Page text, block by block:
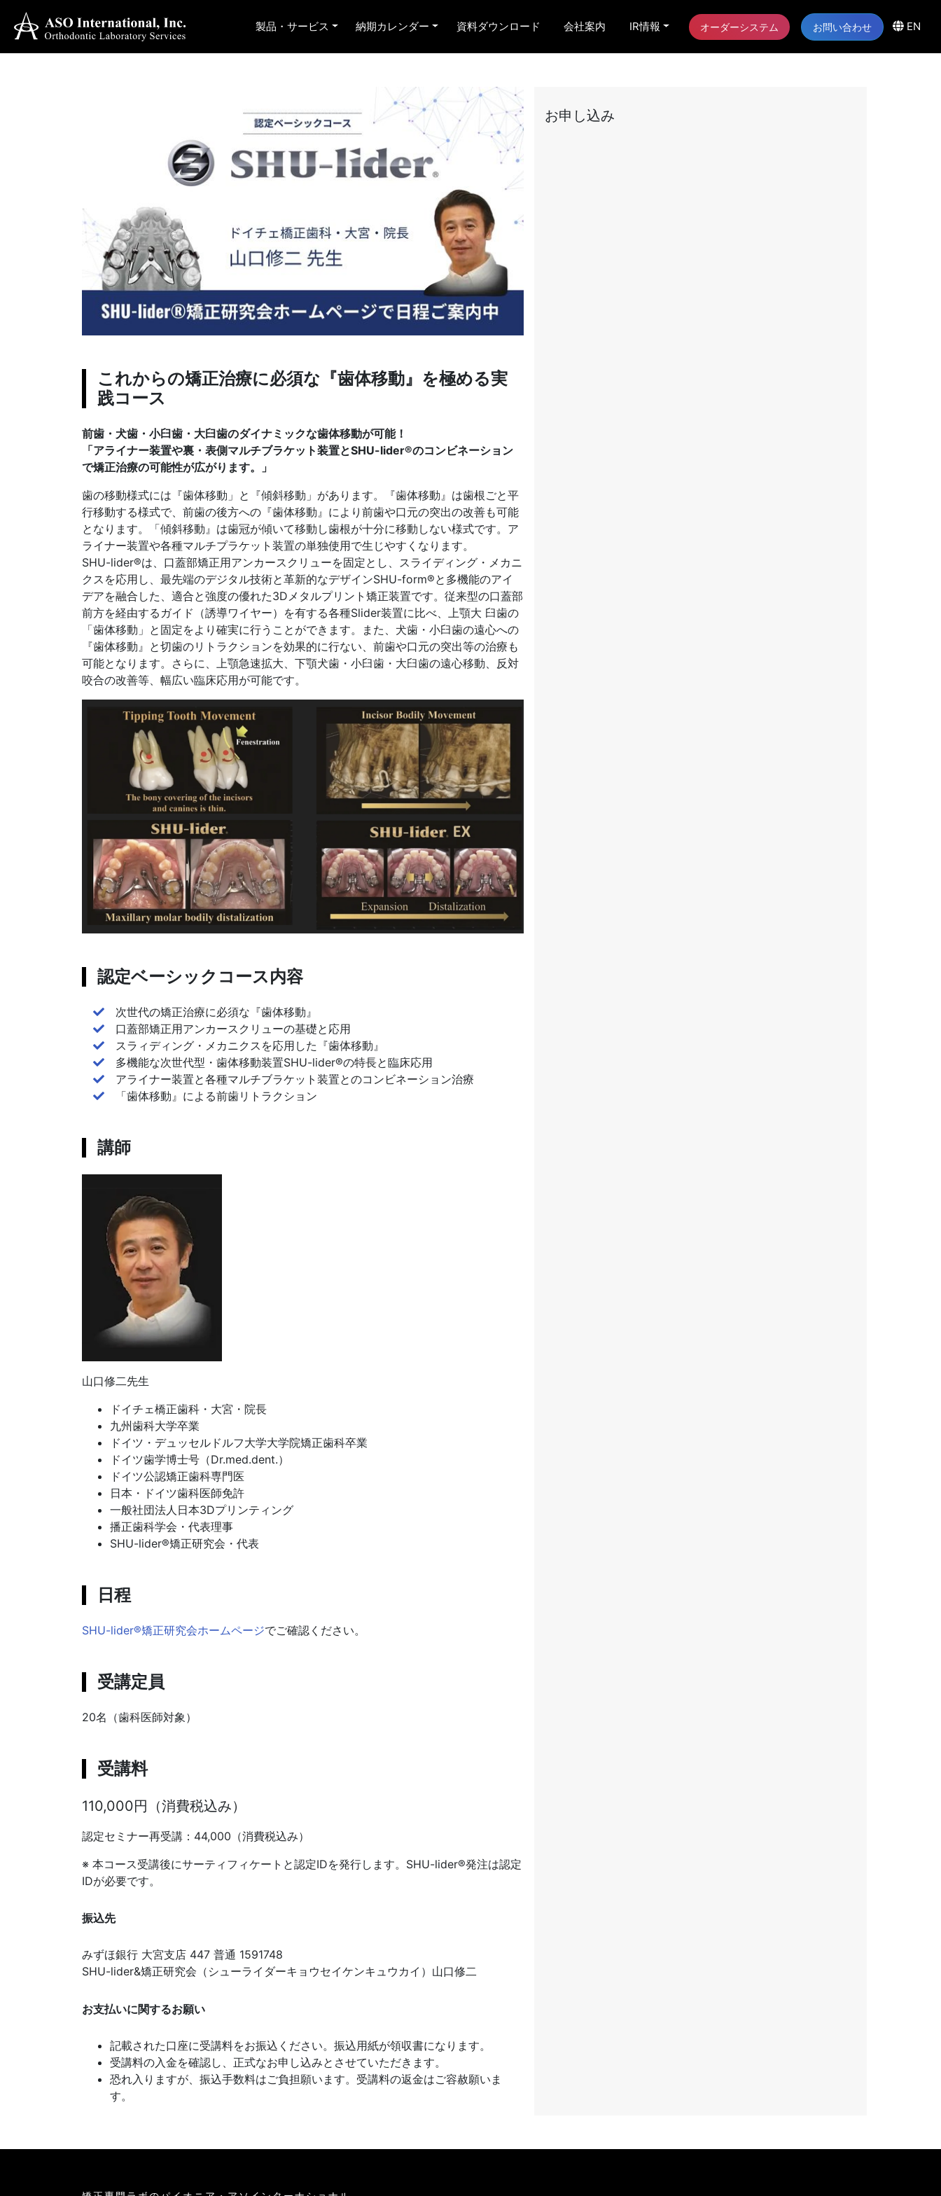
製品・サービス 納期カレンダー 資料ダウンロード 会社案内 IR情報 オーダーシステム お問い合わせ EN
これからの矯正治療に必須な『歯体移動』を極める実
践コース
前歯・犬歯・小臼歯・大臼歯のダイナミックな歯体移動が可能！
「アライナー装置や裏・表側マルチブラケット装置とSHU-lider®のコンビネーション
で矯正治療の可能性が広がります。」
歯の移動様式には『歯体移動」と『傾斜移動」があります。『歯体移動』は歯根ごと平
行移動する様式で、前歯の後方への『歯体移動』により前歯や口元の突出の改善も可能
となります。「傾斜移動』は歯冠が傾いて移動し歯根が十分に移動しない様式です。ア
ライナー装置や各種マルチプラケット装置の単独使用で生じやすくなります。
SHU-lider®は、口蓋部矯正用アンカースクリューを固定とし、スライディング・メカニ
クスを応用し、最先端のデジタル技術と革新的なデザインSHU-form®と多機能のアイ
デアを融合した、適合と強度の優れた3Dメタルプリント矯正装置です。従来型の口蓋部
前方を経由するガイド（誘導ワイヤー）を有する各種Slider装置に比べ、上顎大 臼歯の
「歯体移動」と固定をより確実に行うことができます。また、犬歯・小臼歯の遠心への
『歯体移動』と切歯のリトラクションを効果的に行ない、前歯や口元の突出等の治療も
可能となります。さらに、上顎急速拡大、下顎犬歯・小臼歯・大臼歯の遠心移動、反対
咬合の改善等、幅広い臨床応用が可能です。
認定ベーシックコース内容
次世代の矯正治療に必須な『歯体移動』
口蓋部矯正用アンカースクリューの基礎と応用
スラィディング・メカニクスを応用した『歯体移動』
多機能な次世代型・歯体移動装置SHU-lider®の特長と臨床応用
アライナー装置と各種マルチブラケット装置とのコンビネーション治療
「歯体移動』による前歯リトラクション
講師
山口修二先生
ドイチェ橋正歯科・大宮・院長
九州歯科大学卒業
ドイツ・デュッセルドルフ大学大学院矯正歯科卒業
ドイツ歯学博士号（Dr.med.dent.）
ドイツ公認矯正歯科専門医
日本・ドイツ歯科医師免許
一般社団法人日本3Dプリンティング
播正歯科学会・代表理事
SHU-lider®矯正研究会・代表
日程
SHU-lider®矯正研究会ホームページでご確認ください。
受講定員
20名（歯科医師対象）
受講料
110,000円（消費税込み）
認定セミナー再受講：44,000（消費税込み）
※ 本コース受講後にサーティフィケートと認定IDを発行します。SHU-lider®発注は認定
IDが必要です。
振込先
みずほ銀行 大宮支店 447 普通 1591748
SHU-lider&矯正研究会（シューライダーキョウセイケンキュウカイ）山口修二
お支払いに関するお願い
記載された口座に受講料をお振込ください。振込用紙が領収書になります。
受講料の入金を確認し、正式なお申し込みとさせていただきます。
恐れ入りますが、振込手数料はご負担願います。受講料の返金はご容赦願いま
す。
お申し込み